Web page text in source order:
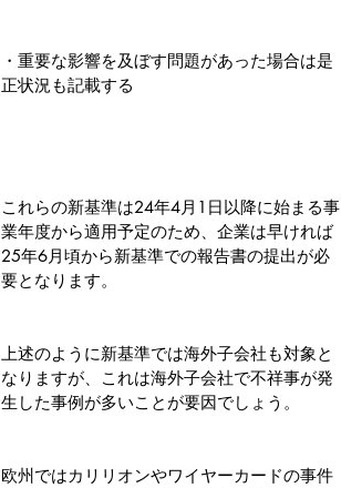
・重要な影響を及ぼす問題があった場合は是
正状況も記載する
これらの新基準は24年4月1日以降に始まる事
業年度から適用予定のため、企業は早ければ
25年6月頃から新基準での報告書の提出が必
要となります。
上述のように新基準では海外子会社も対象と
なりますが、これは海外子会社で不祥事が発
生した事例が多いことが要因でしょう。
欧州ではカリリオンやワイヤーカードの事件